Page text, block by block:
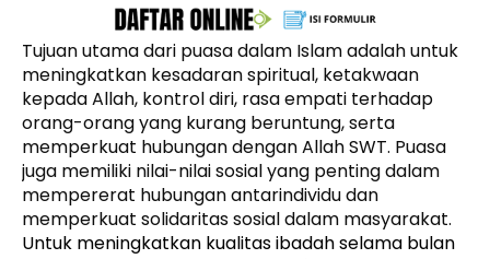
Tujuan utama dari puasa dalam Islam adalah untuk
meningkatkan kesadaran spiritual, ketakwaan
kepada Allah, kontrol diri, rasa empati terhadap
orang-orang yang kurang beruntung, serta
memperkuat hubungan dengan Allah SWT. Puasa
juga memiliki nilai-nilai sosial yang penting dalam
mempererat hubungan antarindividu dan
memperkuat solidaritas sosial dalam masyarakat.
Untuk meningkatkan kualitas ibadah selama bulan